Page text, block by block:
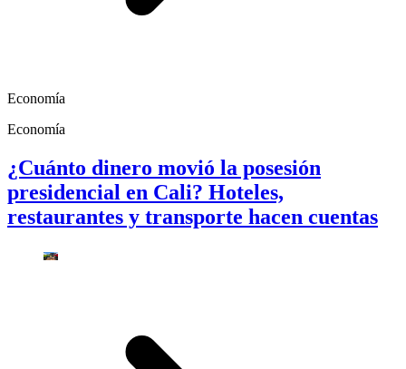
Economía
Economía
¿Cuánto dinero movió la posesión
presidencial en Cali? Hoteles,
restaurantes y transporte hacen cuentas